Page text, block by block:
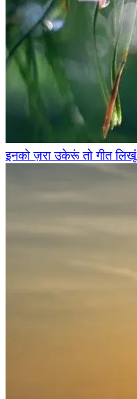
इनको ज़रा उकेरूं तो गीत लिखूं